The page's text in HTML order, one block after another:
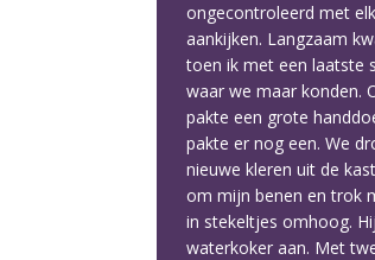
ongecontroleerd met
aankijken. Langzaam
toen ik met een laatste
waar we maar konden.
pakte een grote
pakte er nog een. We
nieuwe kleren uit de
om mijn benen en trok
in stekeltjes omhoog.
waterkoker aan. Met